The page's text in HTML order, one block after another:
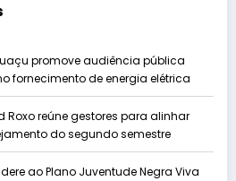
promove audiência pública
fornecimento de energia elétrica
Roxo reúne gestores para alinhar
do segundo semestre
ao Plano Juventude Negra Viva